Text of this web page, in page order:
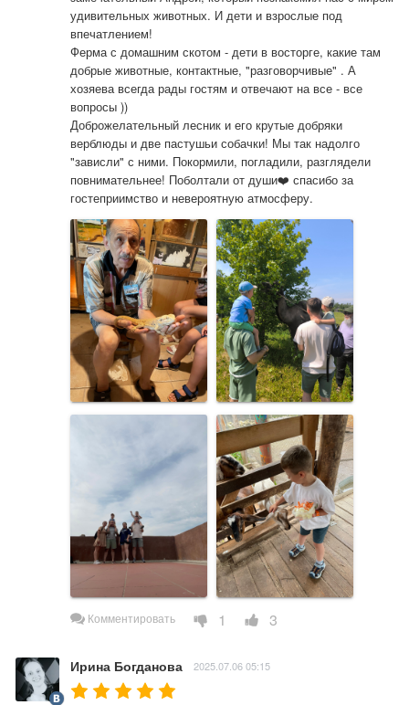
удивительных животных. И дети и взрослые под
впечатлением!
Ферма с домашним скотом - дети в восторге, какие там
добрые животные, контактные, "разговорчивые" . А
хозяева всегда рады гостям и отвечают на все - все
вопросы ))
Доброжелательный лесник и его крутые добряки
верблюды и две пастушьи собачки! Мы так надолго
"зависли" с ними. Покормили, погладили, разглядели
повнимательнее! Поболтали от души❤️ спасибо за
гостеприимство и невероятную атмосферу.
Комментировать 1 3
Ирина Богданова 2025.07.06 05:15